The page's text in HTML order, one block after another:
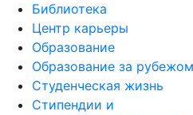
Библиотека
Центр карьеры
Образование
Образование за рубежом
Студенческая жизнь
Стипендии и